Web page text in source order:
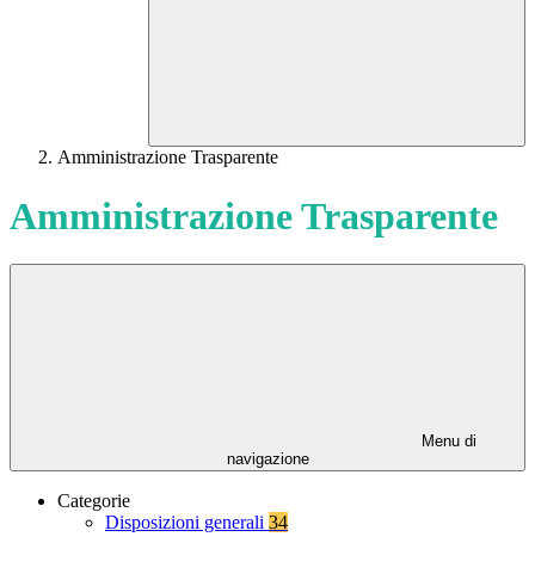
Amministrazione Trasparente
Amministrazione Trasparente
Menu di
navigazione
Categorie
Disposizioni generali 34